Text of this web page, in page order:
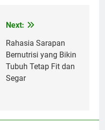
Next:
Rahasia Sarapan
Bernutrisi yang Bikin
Tubuh Tetap Fit dan
Segar